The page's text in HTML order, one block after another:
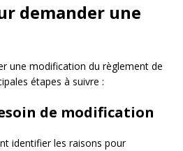
demander une
une modification du règlement de
étapes à suivre :
de modification
identifier les raisons pour